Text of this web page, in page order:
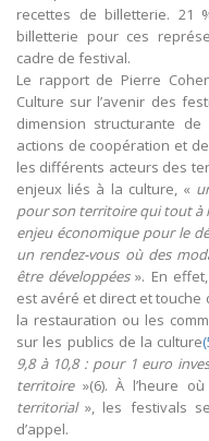
recettes de billetterie.
billetterie pour ces
cadre de festival.
Le rapport de Pierre
Culture sur l’avenir des
dimension structurante
actions de coopération et
les différents acteurs des
enjeux liés à la culture, «
pour son territoire qui tout à
enjeu économique pour le
un rendez-vous où des
être développées». En
est avéré et direct et touche
la restauration ou les
sur les publics de la culture
9,8 à 10,8 : pour 1 euro
territoire»(6). À l’heure
territorial», les festivals
d’appel.